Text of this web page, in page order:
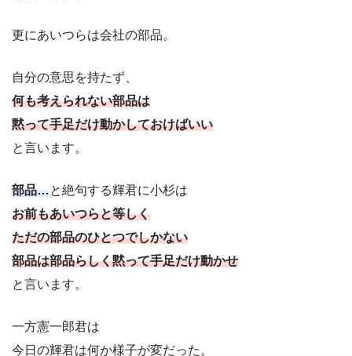
更にあいつらは会社の部品。
自分の意思を持たず、
何も考えられない部品は
黙って手足だけ動かしておけばいい
と言います。
部品…と絶句する輝君に小杉は
お前もあいつらと等しく
ただの部品のひとつでしかない
部品は部品らしく黙って手足だけ動かせ
と言います。
一方憲一郎君は
今日の輝君は何か様子が変だった。